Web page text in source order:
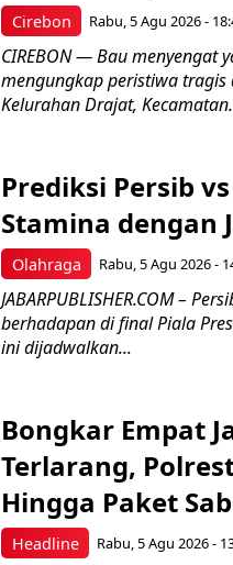
Cirebon Rabu, 5 Agu 2026 -
CIREBON — Bau menyengat
mengungkap peristiwa
Kelurahan Drajat,
Olahraga
Prediksi Persib
Stamina dengan
Rabu, 5 Agu 2026 -
JABARPUBLISHER.COM –
berhadapan di final Piala
ini dijadwalkan...
Headline
Bongkar Empat
Terlarang,
Hingga Paket
Rabu, 5 Agu 2026 -